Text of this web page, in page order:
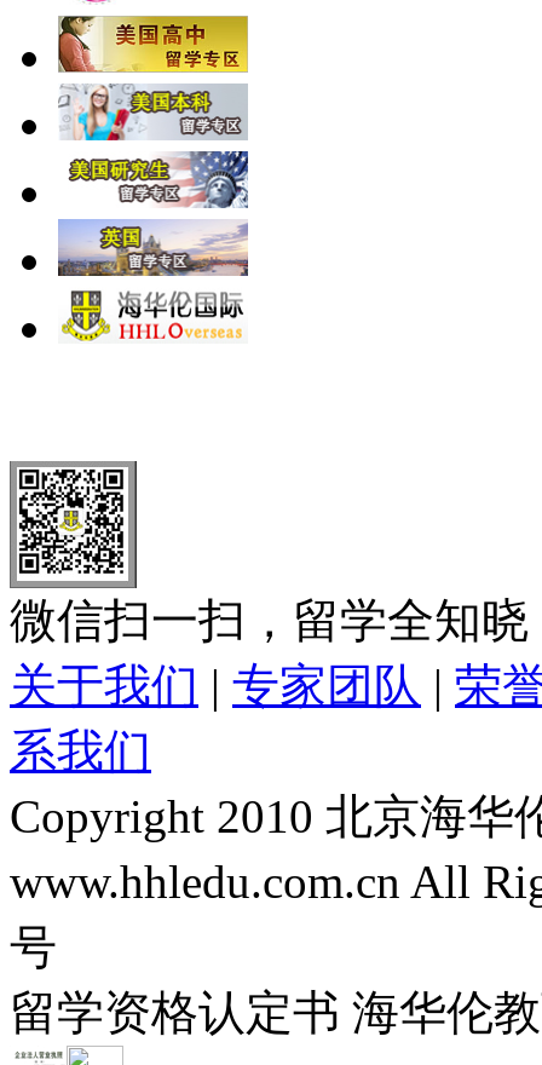
微信扫一扫，留学全知晓
关于我们 | 专家团队 | 荣
系我们
Copyright 2010 北京海
www.hhledu.com.cn All
号
留学资格认定书 海华伦